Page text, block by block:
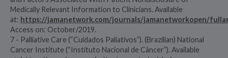
Medically Relevant Information to Clinicians. Available
at: https://jamanetwork.com/journals/jamanetworkopen/
Access on: October/2019.
7 - Palliative Care (“Cuidados Paliativos”). (Brazilian) National
Cancer Institute (“Instituto Nacional de Câncer”). Available